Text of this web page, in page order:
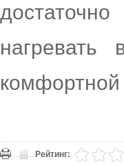
Рейтинг: